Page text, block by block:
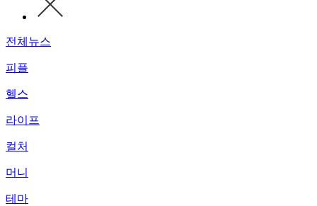
전체뉴스
피플
헬스
라이프
컬처
머니
테마